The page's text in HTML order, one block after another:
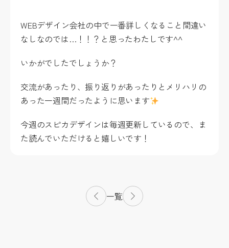
WEBデザイン会社の中で一番詳しくなること間違い
なしなのでは…！！？と思ったわたしです^^
いかがでしたでしょうか？
交流があったり、振り返りがあったりとメリハリの
あった一週間だったように思います
今週のスピカデザインは毎週更新しているので、ま
た読んでいただけると嬉しいです！
一覧